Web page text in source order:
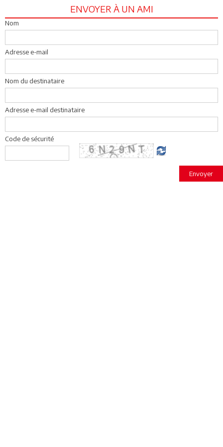
ENVOYER À UN AMI
Nom
Adresse e-mail
Nom du destinataire
Adresse e-mail destinataire
Code de sécurité
Envoyer